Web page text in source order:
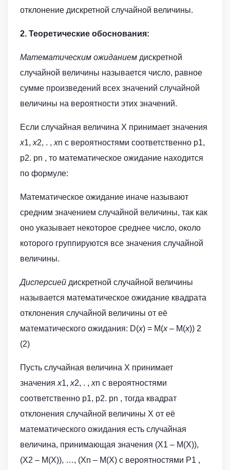
отклонение дискретной случайной величины.
2. Теоретические обоснования:
Математическим ожиданием дискретной
случайной величины называется число, равное
сумме произведений всех значений случайной
величины на вероятности этих значений.
Если случайная величина Х принимает значения
x1, x2, . , xn с вероятностями соответственно p1,
p2. pn , то математическое ожидание находится
по формуле:
Математическое ожидание иначе называют
средним значением случайной величины, так как
оно указывает некоторое среднее число, около
которого группируются все значения случайной
величины.
Дисперсией дискретной случайной величины
называется математическое ожидание квадрата
отклонения случайной величины от её
математического ожидания: D(x) = M(x– M(x)) 2
(2)
Пусть случайная величина Х принимает
значения x1, x2, . , xn с вероятностями
соответственно p1, p2. pn , тогда квадрат
отклонения случайной величины Х от её
математического ожидания есть случайная
величина, принимающая значения (Х1 – М(Х)),
(Х2 – М(Х)), …, (Хn – М(Х) с вероятностями Р1 ,